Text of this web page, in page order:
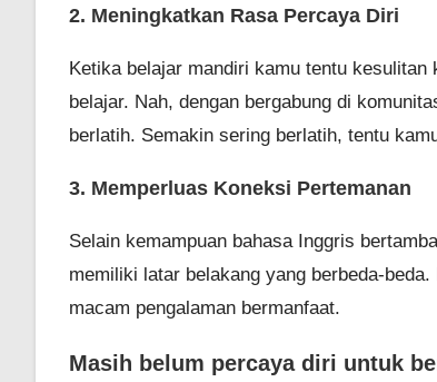
2. Meningkatkan Rasa Percaya Diri
Ketika belajar mandiri kamu tentu
belajar. Nah, dengan bergabung di
berlatih. Semakin sering berlatih, tentu
3. Memperluas Koneksi Pertemanan
Selain kemampuan bahasa Inggris
memiliki latar belakang yang berbeda-
macam pengalaman bermanfaat.
Masih belum percaya diri untuk